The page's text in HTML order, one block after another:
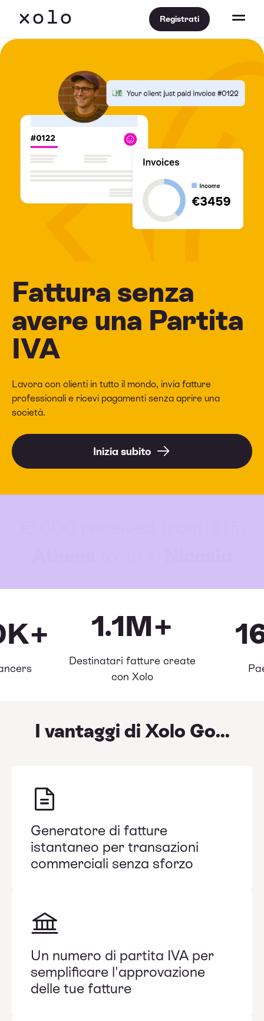
Registrati
Fattura senza
avere una Partita
IVA
Lavora con clienti in tutto il mondo, invia fatture
professionali e ricevi pagamenti senza aprire una
società.
Inizia subito
1.1M+
Destinatari fatture create
con Xolo
I vantaggi di Xolo Go...
Generatore di fatture
istantaneo per transazioni
commerciali senza sforzo
Un numero di partita IVA per
semplificare l'approvazione
delle tue fatture